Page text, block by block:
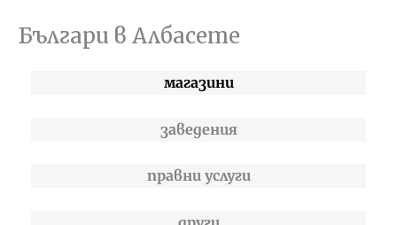
Българи в Албасете
магазини
заведения
правни услуги